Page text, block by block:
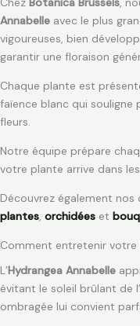
Annabelle avec le plus
vigoureuses, bien
garantir une floraison
Chaque plante est
faïence blanc qui souligne
fleurs.
Notre équipe prépare
votre plante arrive dans
Découvrez également nos
plantes orchidées et
Comment entretenir votre
L’Hydrangea Annabelle
évitant le soleil brûlant de
ombragée lui convient